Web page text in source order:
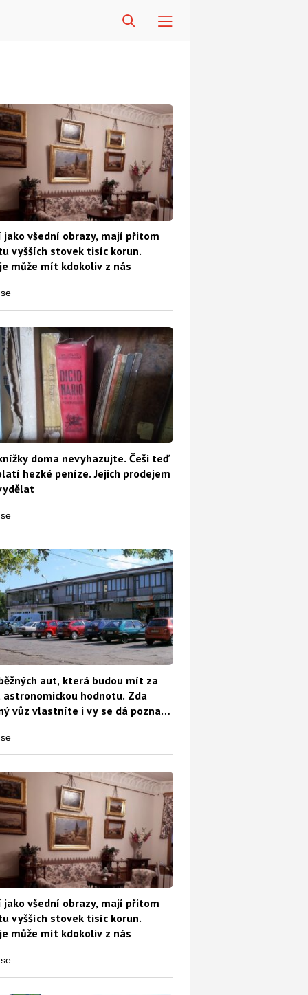
jako všední obrazy, mají přitom
vyšších stovek tisíc korun.
může mít kdokoliv z nás
doma nevyhazujte. Češi teď
hezké peníze. Jejich prodejem
aut, která budou mít za
hodnotu. Zda
vůz vlastníte i vy se dá poznat
jako všední obrazy, mají přitom
vyšších stovek tisíc korun.
může mít kdokoliv z nás